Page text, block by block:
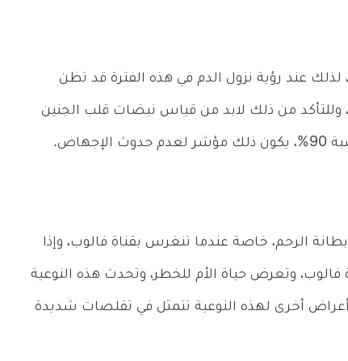
12 أسبوع من الحمل، لذلك عند رؤية نزول الدم في هذه الفترة قد تظن
من ذلك لابد من قياس نبضات قلب الجنين
الرحم، خاصة عندما تنغرس بقناة فالوب، وإذا
وتعرض حياة الأم للخطر، وتحدث هذه النوعية
وهناك أعراض أخرى لهذه النوعية تتمثل في تقلصات شديدة